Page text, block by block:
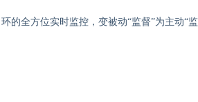
的全方位实时监控，变被动“监督”为主动“监